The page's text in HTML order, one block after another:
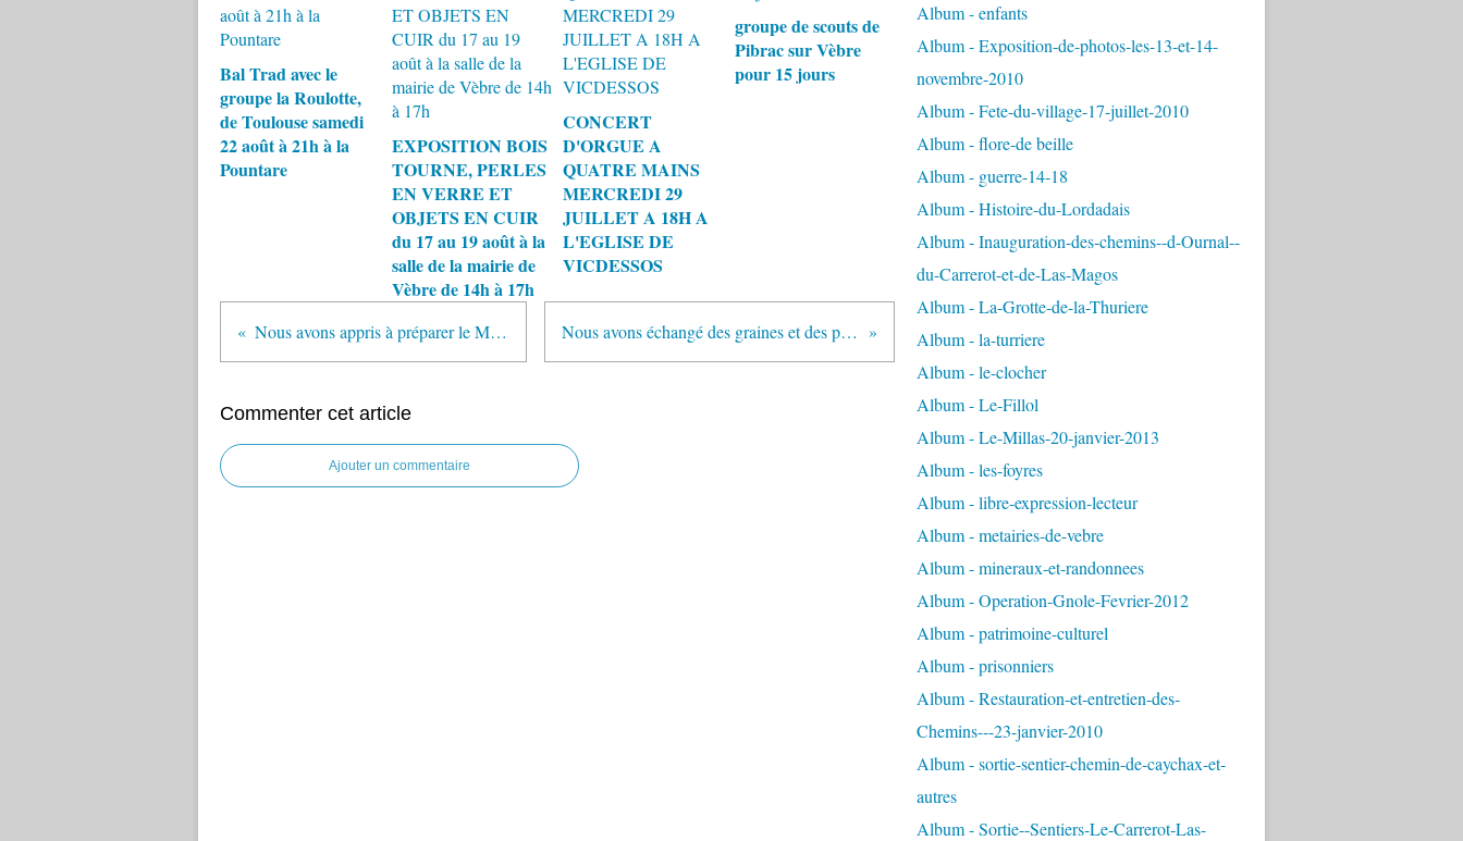
Bal Trad avec le
groupe la Roulotte,
de Toulouse samedi
22 août à 21h à la
Pountare
EXPOSITION BOIS
TOURNE, PERLES
EN VERRE ET
OBJETS EN CUIR
du 17 au 19 août à la
salle de la mairie de
Vèbre de 14h à 17h
CONCERT
D'ORGUE A
QUATRE MAINS
MERCREDI 29
JUILLET A 18H A
L'EGLISE DE
VICDESSOS
groupe de scouts de
Pibrac sur Vèbre
pour 15 jours
Nous avons appris à préparer le Millas... Nous avons échangé des graines et des plants...
Commenter cet article
Ajouter un commentaire
Album - enfants
Album - Exposition-de-photos-les-13-et-14-
novembre-2010
Album - Fete-du-village-17-juillet-2010
Album - flore-de beille
Album - guerre-14-18
Album - Histoire-du-Lordadais
Album - Inauguration-des-chemins--d-Ournal--
du-Carrerot-et-de-Las-Magos
Album - La-Grotte-de-la-Thuriere
Album - la-turriere
Album - le-clocher
Album - Le-Fillol
Album - Le-Millas-20-janvier-2013
Album - les-foyres
Album - libre-expression-lecteur
Album - metairies-de-vebre
Album - mineraux-et-randonnees
Album - Operation-Gnole-Fevrier-2012
Album - patrimoine-culturel
Album - prisonniers
Album - Restauration-et-entretien-des-
Chemins---23-janvier-2010
Album - sortie-sentier-chemin-de-caychax-et-
autres
Album - Sortie--Sentiers-Le-Carrerot-Las-